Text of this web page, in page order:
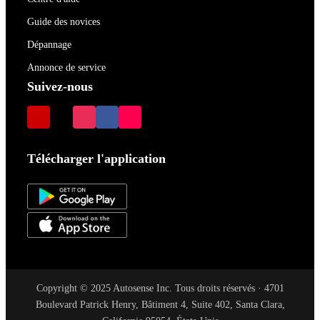
Guide des novices
Dépannage
Annonce de service
Suivez-nous
Télécharger l'application
Copyright © 2025 Autosense Inc. Tous droits réservés · 4701
Boulevard Patrick Henry, Bâtiment 4, Suite 402, Santa Clara,